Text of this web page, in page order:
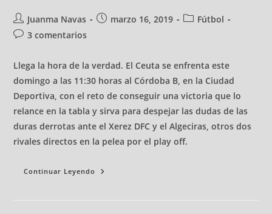
Juanma Navas marzo 16, 2019
Fútbol
3 comentarios
Llega la hora de la verdad. El Ceuta se enfrenta este
domingo a las 11:30 horas al Córdoba B, en la Ciudad
Deportiva, con el reto de conseguir una victoria que lo
relance en la tabla y sirva para despejar las dudas de las
duras derrotas ante el Xerez DFC y el Algeciras, otros dos
rivales directos en la pelea por el play off.
Continuar Leyendo